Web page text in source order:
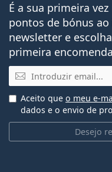
É a sua primeira
pontos de bónus ao
newsletter e
primeira
Email
Desejo
Aceito que o meu e-
dados e o envio de